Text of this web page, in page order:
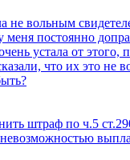
не вольным
меня постоянно
устала от этого,
что их это не
штраф по ч.5
невозможностью